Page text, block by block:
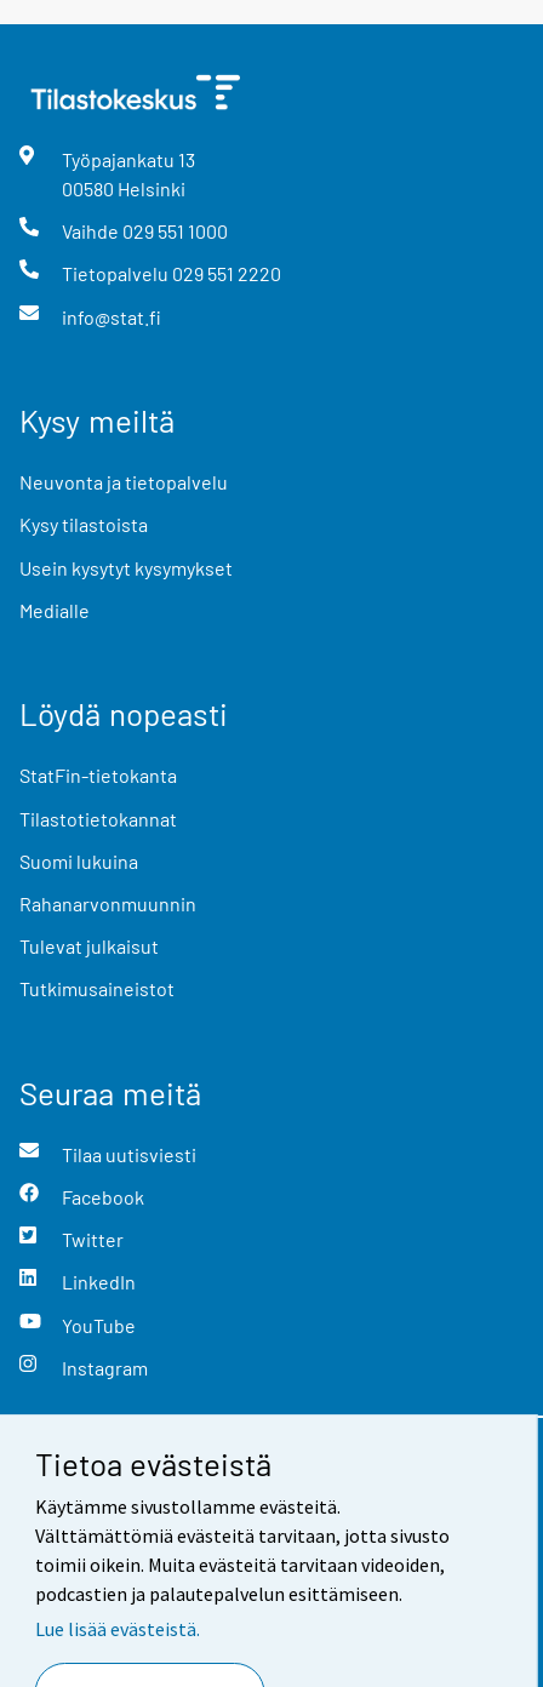
Tietoa evästeistä
Käytämme sivustollamme evästeitä.
Välttämättömiä evästeitä tarvitaan, jotta sivusto
toimii oikein. Muita evästeitä tarvitaan videoiden,
podcastien ja palautepalvelun esittämiseen.
Lue lisää evästeistä.
Työpajankatu 13
00580 Helsinki
Vaihde 029 551 1000
Tietopalvelu 029 551 2220
info@stat.fi
Kysy meiltä
Neuvonta ja tietopalvelu
Kysy tilastoista
Usein kysytyt kysymykset
Medialle
Löydä nopeasti
StatFin-tietokanta
Tilastotietokannat
Suomi lukuina
Rahanarvonmuunnin
Tulevat julkaisut
Tutkimusaineistot
Seuraa meitä
Tilaa uutisviesti
Facebook
Twitter
LinkedIn
YouTube
Instagram
Yhteystiedot
Palaute
Käyttöehdot
Saavutettavuus